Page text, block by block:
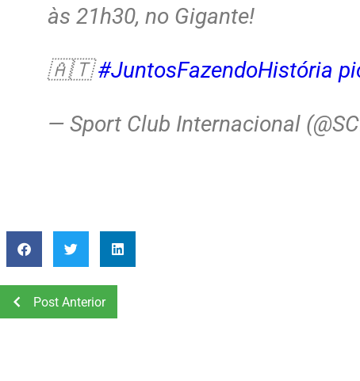
às 21h30, no Gigante!
🇦🇹#JuntosFazendoHistória
— Sport Club Internacional
Post Anterior